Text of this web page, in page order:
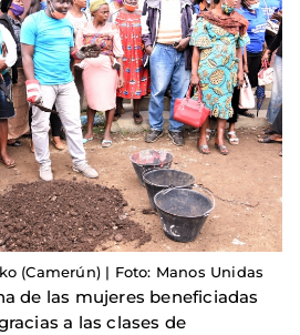
(Camerún) | Foto: Manos Unidas
de las mujeres beneficiadas
a las clases de